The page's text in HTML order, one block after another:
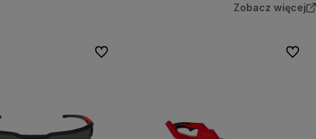
Zobacz więcej
Do ulubionych Do